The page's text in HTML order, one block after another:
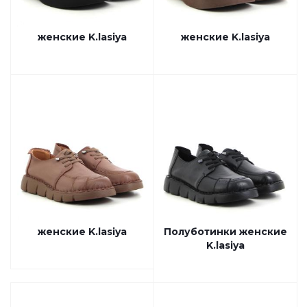
женские K.lasiya женские K.lasiya
женские K.lasiya
Полуботинки женские
K.lasiya